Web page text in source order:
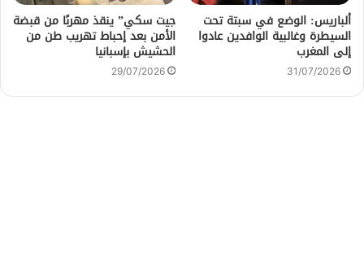
ألباريس: الوضع في سبتة تحت
السيطرة وغالبية الوافدين عادوا
إلى المغرب
31/07/2026
جيت سكي” ينقذ مهربًا من قبضة
الأمن بعد إحباط تهريب طن من
الحشيش بإسبانيا
29/07/2026